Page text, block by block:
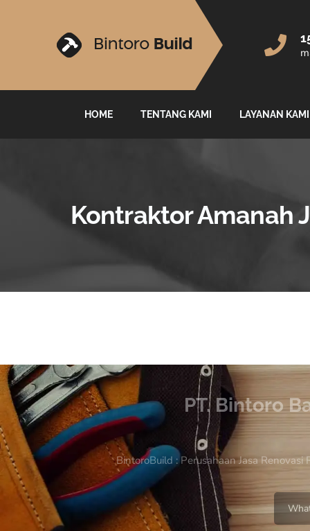
HOME TENTANG KAMI LAYANAN KAMI
Kontraktor Amanah
PT. Bintoro
BintoroBuild : Perusahaan Jasa